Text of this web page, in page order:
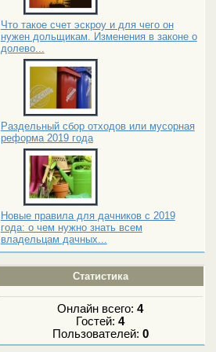
Что такое счет эскроу и для чего он
нужен дольщикам. Изменения в законе о
долево...
Раздельный сбор отходов или мусорная
реформа 2019 года
Новые правила для дачников с 2019
года: о чем нужно знать всем
владельцам дачных...
Статистика
Онлайн всего:4
Гостей:4
Пользователей: 0